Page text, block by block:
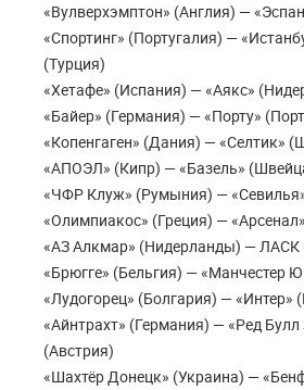
«Вулверхэмптон» (Англия) —
«Спортинг» (Португалия) —
(Турция)
«Хетафе» (Испания) — «Аякс»
«Байер» (Германия) — «Порту»
«Копенгаген» (Дания) — «Селтик»
«АПОЭЛ» (Кипр) — «Базель»
«ЧФР Клуж» (Румыния) —
«Олимпиакос» (Греция) —
«АЗ Алкмар» (Нидерланды) — ЛАСК
«Брюгге» (Бельгия) — «Манчестер
«Лудогорец» (Болгария) — «Интер»
«Айнтрахт» (Германия) — «Ред Булл
(Австрия)
«Шахтёр Донецк» (Украина) —